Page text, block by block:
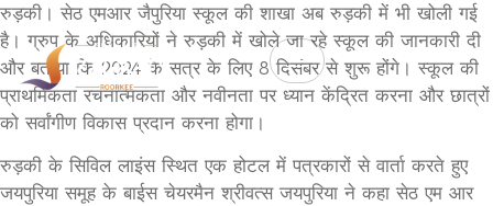
रुड़की। सेठ एमआर जैपुरिया स्कूल की शाखा अब रुड़की में भी खोली गई
है। ग्रुप के अधिकारियों ने रुड़की में खोले जा रहे स्कूल की जानकारी दी
और बताया कि 2024 के सत्र के लिए 8 दिसंबर से शुरू होंगे। स्कूल की
प्राथमिकता रचनात्मकता और नवीनता पर ध्यान केंद्रित करना और छात्रों
को सर्वांगीण विकास प्रदान करना होगा।
रुड़की के सिविल लाइंस स्थित एक होटल में पत्रकारों से वार्ता करते हुए
जयपुरिया समूह के बाईस चेयरमैन श्रीवत्स जयपुरिया ने कहा सेठ एम आर